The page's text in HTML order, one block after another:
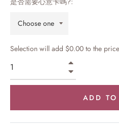
Selection will add $0.00 to the price
ADD TO